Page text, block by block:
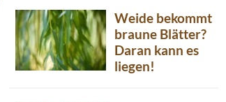
Weide bekommt
braune Blätter?
Daran kann es
liegen!